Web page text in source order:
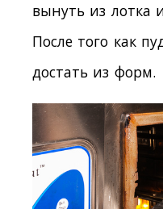
вынуть из лотка
После того как
достать из форм.